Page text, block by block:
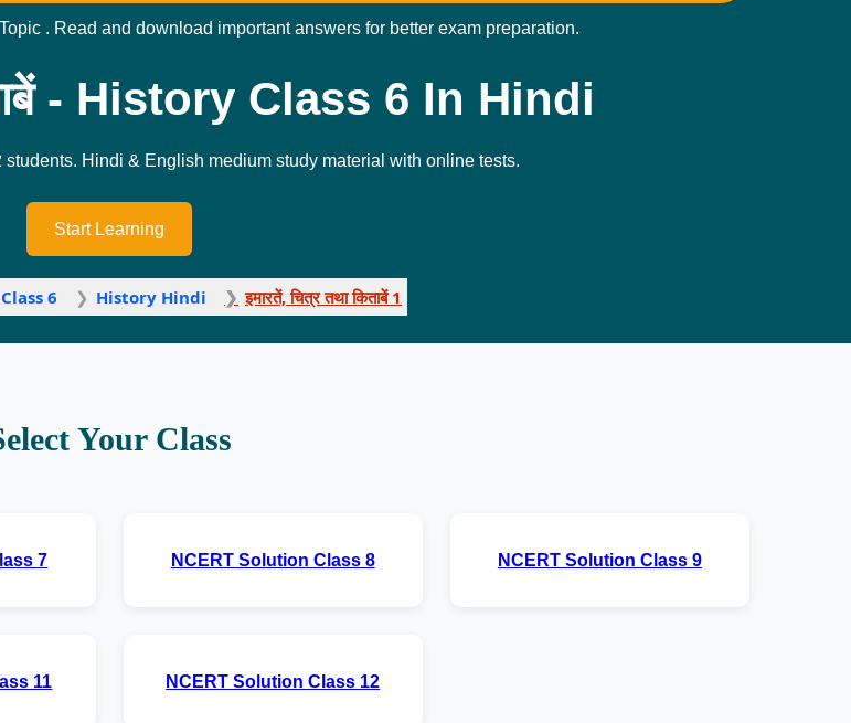
Topic . Read and download important answers for better exam preparation.
- History Class 6 In Hindi
Hindi & English medium study material with online tests.
Start Learning
Class 6 History Hindi इमारतें, चित्र तथा किताबें 1
Your Class
7 NCERT Solution Class 8 NCERT Solution Class 9
11 NCERT Solution Class 12